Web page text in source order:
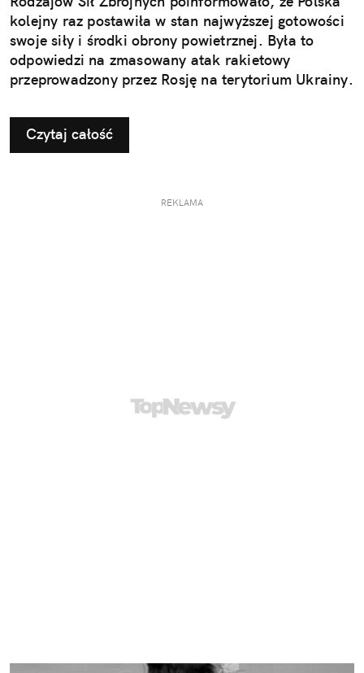
kolejny raz postawiła w stan najwyższej gotowości
swoje siły i środki obrony powietrznej. Była to
odpowiedzi na zmasowany atak rakietowy
przeprowadzony przez Rosję na terytorium Ukrainy.
Czytaj całość
REKLAMA